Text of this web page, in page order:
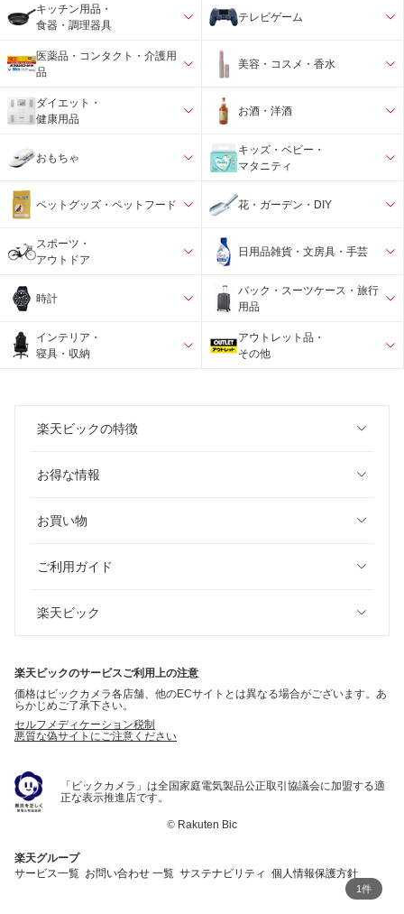
キッチン用品・
食器・調理器具
テレビゲーム
医薬品・コンタクト・介護用
品
美容・コスメ・香水
ダイエット・
健康用品
お酒・洋酒
おもちゃ
キッズ・ベビー・
マタニティ
ペットグッズ・ペットフード 花・ガーデン・DIY
スポーツ・
アウトドア
日用品雑貨・文房具・手芸
時計
バック・スーツケース・旅行
用品
インテリア・
寝具・収納
アウトレット品・
その他
楽天ビックの特徴
お得な情報
お買い物
ご利用ガイド
楽天ビック
楽天ビックのサービスご利用上の注意
価格はビックカメラ各店舗、他のECサイトとは異なる場合がございます。あ
らかじめご了承下さい。
セルフメディケーション税制
悪質な偽サイトにご注意ください
「ビックカメラ」は全国家庭電気製品公正取引協議会に加盟する適
正な表示推進店です。
© Rakuten Bic
楽天グループ
サービス一覧 お問い合わせ 一覧 サステナビリティ 個人情報保護方針
1件